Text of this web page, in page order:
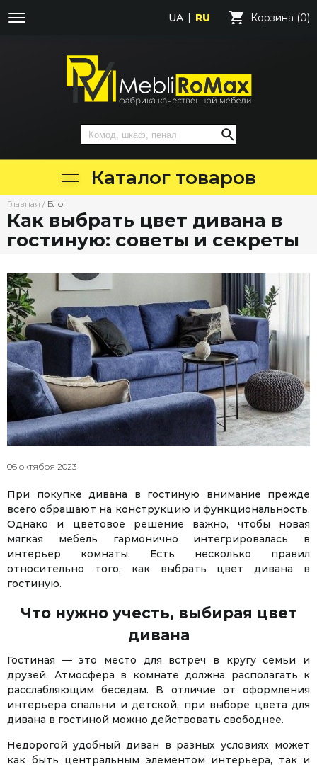
UA RU Корзина (0)
Каталог товаров
Главная / Блог
Как выбрать цвет дивана в
гостиную: советы и секреты
06 октября 2023
При покупке дивана в гостиную внимание прежде
всего обращают на конструкцию и функциональность.
Однако и цветовое решение важно, чтобы новая
мягкая мебель гармонично интегрировалась в
интерьер комнаты. Есть несколько правил
относительно того, как выбрать цвет дивана в
гостиную.
Что нужно учесть, выбирая цвет
дивана
Гостиная — это место для встреч в кругу семьи и
друзей. Атмосфера в комнате должна располагать к
расслабляющим беседам. В отличие от оформления
интерьера спальни и детской, при выборе цвета для
дивана в гостиной можно действовать свободнее.
Недорогой удобный диван в разных условиях может
как быть центральным элементом интерьера, так и